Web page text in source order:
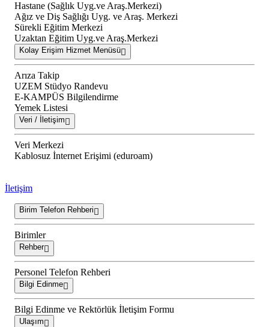
Hastane (Sağlık Uyg.ve Araş.Merkezi)
Ağız ve Diş Sağlığı Uyg. ve Araş. Merkezi
Sürekli Eğitim Merkezi
Uzaktan Eğitim Uyg.ve Araş.Merkezi
Kolay Erişim Hizmet Menüsü
Arıza Takip
UZEM Stüdyo Randevu
E-KAMPÜS Bilgilendirme
Yemek Listesi
Veri / İletişim
Veri Merkezi
Kablosuz İnternet Erişimi (eduroam)
İletişim
Birim Telefon Rehberi
Birimler
Rehber
Personel Telefon Rehberi
Bilgi Edinme
Bilgi Edinme ve Rektörlük İletişim Formu
Ulaşım